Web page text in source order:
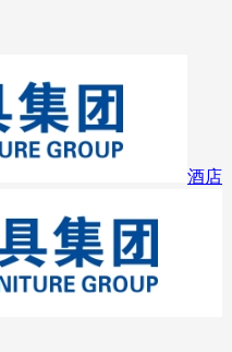
酒店